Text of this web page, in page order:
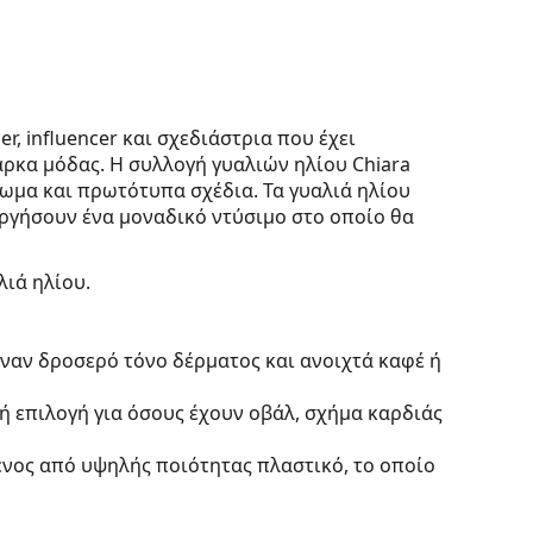
influencer και σχεδιάστρια που έχει
μόδας. Η συλλογή γυαλιών ηλίου Chiara
και πρωτότυπα σχέδια. Τα γυαλιά ηλίου
ένα μοναδικό ντύσιμο στο οποίο θα
ηλίου.
δροσερό τόνο δέρματος και ανοιχτά καφέ ή
επιλογή για όσους έχουν οβάλ, σχήμα καρδιάς
από υψηλής ποιότητας πλαστικό, το οποίο